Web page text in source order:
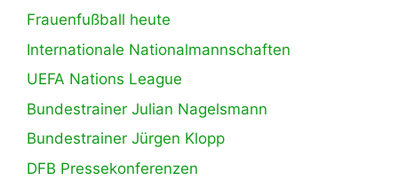
Frauenfußball heute
Internationale Nationalmannschaften
UEFA Nations League
Bundestrainer Julian Nagelsmann
Bundestrainer Jürgen Klopp
DFB Pressekonferenzen